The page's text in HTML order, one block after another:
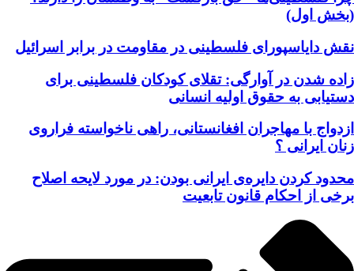
(بخش اول)
نقش دایاسپورای فلسطینی در مقاومت در برابر اسرائیل
زاده شدن در آوارگی: تقلای کودکان فلسطینی برای
دستیابی به حقوق اولیه انسانی
ازدواج با مهاجران افغانستانی، راهی ناخواسته فراروی
زنان ایرانی ؟
محدود کردن دایره‌ی ایرانی بودن: در مورد لایحه اصلاح
برخی از احکام قانون تابعیت